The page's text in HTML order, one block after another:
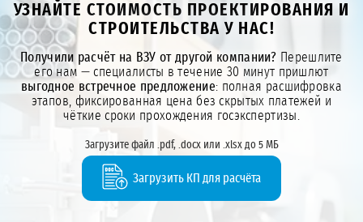
УЗНАЙТЕ СТОИМОСТЬ ПРОЕКТИРОВАНИЯ И
СТРОИТЕЛЬСТВА У НАС!
Получили расчёт на ВЗУ от другой компании? Перешлите
его нам — специалисты в течение 30 минут пришлют
выгодное встречное предложение: полная расшифровка
этапов, фиксированная цена без скрытых платежей и
чёткие сроки прохождения госэкспертизы.
Загрузите файл .pdf, .docx или .xlsx до 5 МБ
Загрузить КП для расчёта